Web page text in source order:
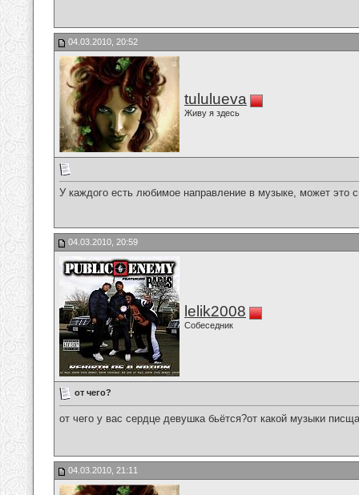
04.03.2010, 20:52
tululueva
Живу я здесь
У каждого есть любимое направление в музыке, может это
04.03.2010, 20:59
lelik2008
Собеседник
от чего?
от чего у вас сердце девушка бьётся?от какой музыки
04.03.2010, 21:11